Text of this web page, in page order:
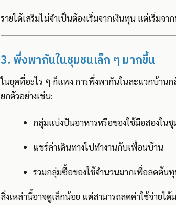
รายได้เสริมไม่จำเป็นต้องเริ่มจากเงินทุน แต่เริ่มจ
3. พึ่งพากันในชุมชนเล็ก ๆ มากขึ้น
ในยุคที่อะไร ๆ ก็แพง การพึ่งพากันในละแวกบ้าน
ยกตัวอย่างเช่น:
กลุ่มแบ่งปันอาหารหรือของใช้มือสองใน
แชร์ค่าเดินทางไปทำงานกับเพื่อนบ้าน
รวมกลุ่มซื้อของใช้จำนวนมากเพื่อลดต้น
สิ่งเหล่านี้อาจดูเล็กน้อย แต่สามารถลดค่าใช้จ่ายได้